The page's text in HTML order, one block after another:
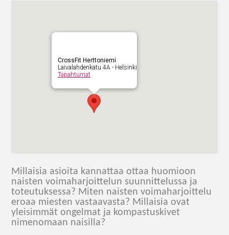
CrossFit Herttoniemi
Laivalahdenkatu 4A - Helsinki
Tapahtumat
Millaisia asioita kannattaa ottaa huomioon
naisten voimaharjoittelun suunnittelussa ja
toteutuksessa? Miten naisten voimaharjoittelu
eroaa miesten vastaavasta? Millaisia ovat
yleisimmät ongelmat ja kompastuskivet
nimenomaan naisilla?